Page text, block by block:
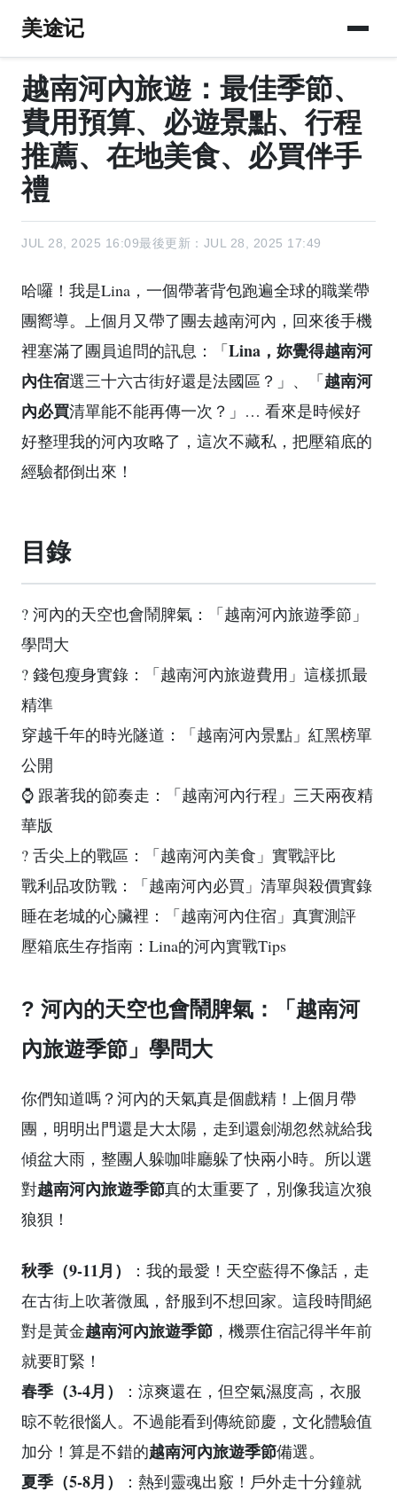
美途记
越南河內旅遊：最佳季節、
費用預算、必遊景點、行程
推薦、在地美食、必買伴手
禮
JUL 28, 2025 16:09最後更新：JUL 28, 2025 17:49
哈囉！我是Lina，一個帶著背包跑遍全球的職業帶
團嚮導。上個月又帶了團去越南河內，回來後手機
裡塞滿了團員追問的訊息：「Lina，妳覺得越南河
內住宿選三十六古街好還是法國區？」、「越南河
內必買清單能不能再傳一次？」… 看來是時候好
好整理我的河內攻略了，這次不藏私，把壓箱底的
經驗都倒出來！
目錄
?️ 河內的天空也會鬧脾氣：「越南河內旅遊季節」
學問大
? 錢包瘦身實錄：「越南河內旅遊費用」這樣抓最
精準
穿越千年的時光隧道：「越南河內景點」紅黑榜單
公開
⌚ 跟著我的節奏走：「越南河內行程」三天兩夜精
華版
? 舌尖上的戰區：「越南河內美食」實戰評比
戰利品攻防戰：「越南河內必買」清單與殺價實錄
睡在老城的心臟裡：「越南河內住宿」真實測評
壓箱底生存指南：Lina的河內實戰Tips
?️ 河內的天空也會鬧脾氣：「越南河
內旅遊季節」學問大
你們知道嗎？河內的天氣真是個戲精！上個月帶
團，明明出門還是大太陽，走到還劍湖忽然就給我
傾盆大雨，整團人躲咖啡廳躲了快兩小時。所以選
對越南河內旅遊季節真的太重要了，別像我這次狼
狼狽！
秋季（9-11月）
：我的最愛！天空藍得不像話，走
在古街上吹著微風，舒服到不想回家。這段時間絕
對是黃金越南河內旅遊季節 ，機票住宿記得半年前
就要盯緊！
春季（3-4月）
：涼爽還在，但空氣濕度高，衣服
晾不乾很惱人。不過能看到傳統節慶，文化體驗值
加分！算是不錯的越南河內旅遊季節備選。
夏季（5-8月）
：熱到靈魂出竅！戶外走十分鐘就